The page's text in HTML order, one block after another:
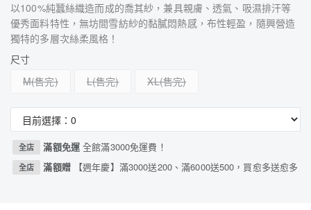
以100%純蠶絲織造而成的喬其紗，兼具親膚、透氣、吸濕排汗等
優秀面料特性，無坊間雪紡紗的黏膩悶熱感，布性輕盈，隨興營造
獨特的多層次絲柔風格！
尺寸
M
L XL
全店 滿額免運全館滿3000免運費！
全店 滿額贈 【週年慶】滿3000送200、滿6000送500，買愈多送愈多